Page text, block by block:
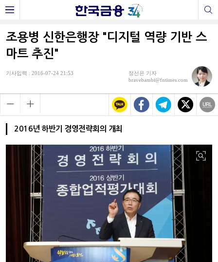
조용병 신한은행장 "디지털 역량 기반 스
마트 추진"
기사입력 : 2016-07-24 21:53
정선은 기자
bravebambi@fntimes.com
2016년 하반기 경영전략회의 개최